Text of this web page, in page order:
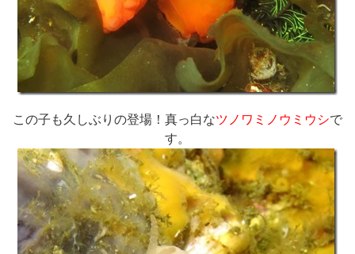
この子も久しぶりの登場！真っ白なツノワミノウミウシで
す。